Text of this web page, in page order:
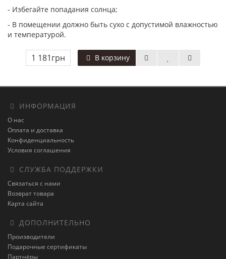
- Избегайте попадания солнца;
- В помещении должно быть сухо с допустимой влажностью
и температурой.
1 181грн В корзину
ИНФОРМАЦИЯ
О нас
Оплата и доставка
Конфиденциальность
Условия соглашения
СЛУЖБА ПОДДЕРЖКИ
Связаться с нами
Возврат товара
Карта сайта
ДОПОЛНИТЕЛЬНО
Производители
Подарочные сертификаты
Партнёры